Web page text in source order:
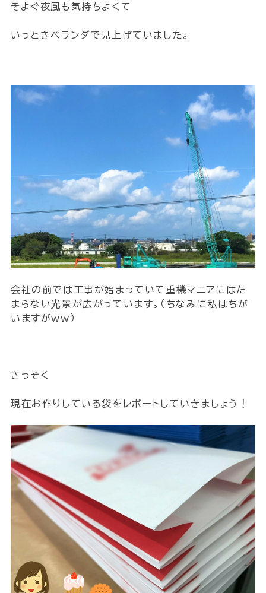
そよぐ夜風も気持ちよくて
いっときベランダで見上げていました。
会社の前では工事が始まっていて重機マニアにはた
まらない光景が広がっています。（ちなみに私はちが
いますがｗｗ）
さっそく
現在お作りしている袋をレポートしていきましょう！